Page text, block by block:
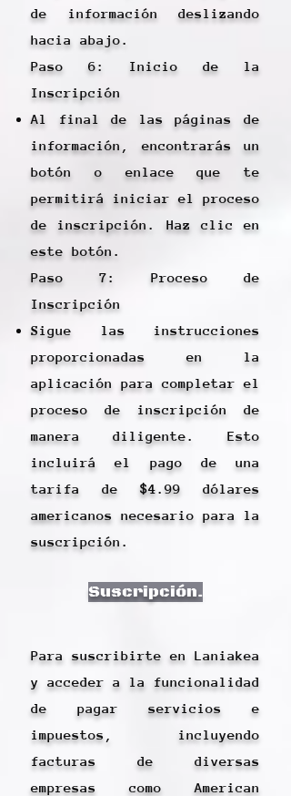
de información deslizando
hacia abajo.
Paso 6: Inicio de la
Inscripción
Al final de las páginas de
información, encontrarás un
botón o enlace que te
permitirá iniciar el proceso
de inscripción. Haz clic en
este botón.
Paso 7: Proceso de
Inscripción
Sigue las instrucciones
proporcionadas en la
aplicación para completar el
proceso de inscripción de
manera diligente. Esto
incluirá el pago de una
tarifa de $4.99 dólares
americanos necesario para la
suscripción.
Suscripción.
Para suscribirte en Laniakea
y acceder a la funcionalidad
de pagar servicios e
impuestos, incluyendo
facturas de diversas
empresas como American